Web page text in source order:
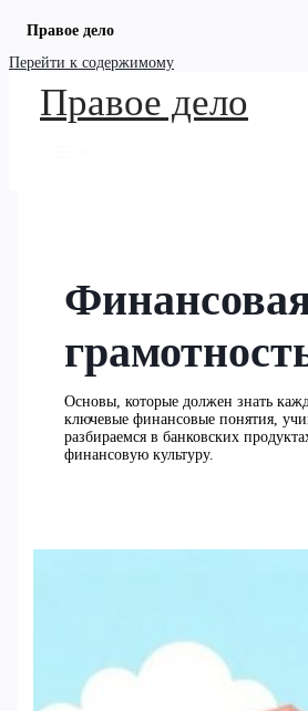
Правое дело
Перейти к содержимому
Правое дело
Основы, которые должен знать
ключевые финансовые понятия,
разбираемся в банковских
финансовую культуру.